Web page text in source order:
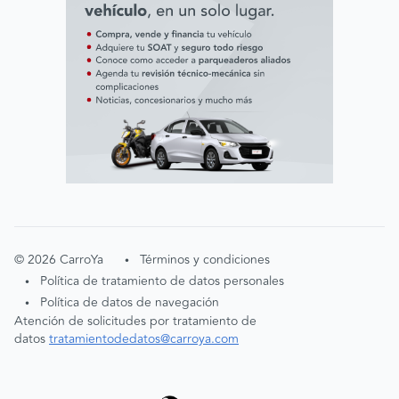
©2026 CarroYa • Términos y condiciones
• Política de tratamiento de datos personales
•
Política de datos de navegación
Atención de solicitudes por tratamiento de
datostratamientodedatos@carroya.com